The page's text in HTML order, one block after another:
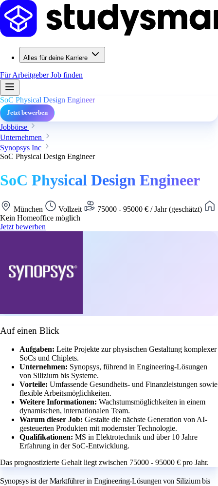
Alles für deine Karriere
Für ArbeitgeberJob finden
SoC Physical Design Engineer
Jetzt bewerben
Jobbörse
Unternehmen
Synopsys Inc
SoC Physical Design Engineer
SoC Physical Design Engineer
München Vollzeit
75000 - 95000 € / Jahr (geschätzt)
Kein Homeoffice möglich
Jetzt bewerben
Auf einen Blick
Aufgaben: Leite Projekte zur physischen Gestaltung komplexer
SoCs und Chiplets.
Unternehmen: Synopsys, führend in Engineering-Lösungen
von Silizium bis Systeme.
Vorteile: Umfassende Gesundheits- und Finanzleistungen sowie
flexible Arbeitsmöglichkeiten.
Weitere Informationen: Wachstumsmöglichkeiten in einem
dynamischen, internationalen Team.
Warum dieser Job: Gestalte die nächste Generation von AI-
gesteuerten Produkten mit modernster Technologie.
Qualifikationen: MS in Elektrotechnik und über 10 Jahre
Erfahrung in der SoC-Entwicklung.
Das prognostizierte Gehalt liegt zwischen 75000 - 95000 € pro Jahr.
Synopsys ist der Marktführer in Engineering-Lösungen von Silizium bis